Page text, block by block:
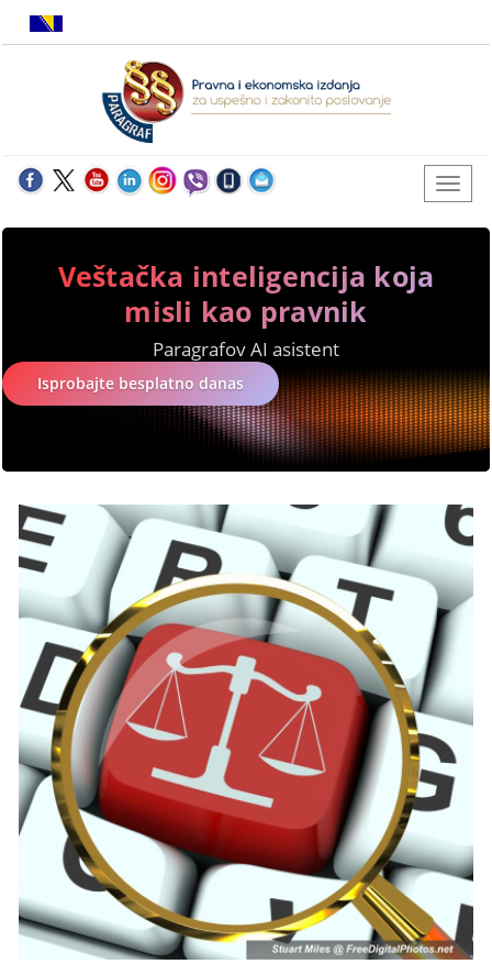
Veštačka inteligencija koja
misli kao pravnik
Paragrafov AI asistent
Isprobajte besplatno danas